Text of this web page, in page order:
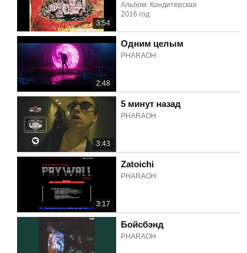
3:54
Альбом: Кондитерская
2016 год
2:48
Одним целым
PHARAOH
3:43
5 минут назад
PHARAOH
3:17
Zatoichi
PHARAOH
Бойсбэнд
PHARAOH